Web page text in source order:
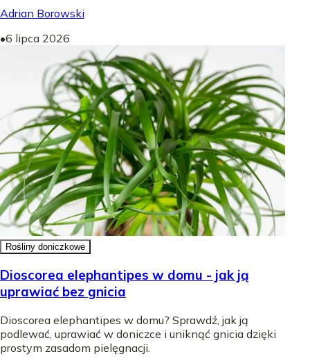
Adrian Borowski
•6 lipca 2026
Rośliny doniczkowe
Dioscorea elephantipes w domu - jak ją
uprawiać bez gnicia
Dioscorea elephantipes w domu? Sprawdź, jak ją
podlewać, uprawiać w doniczce i uniknąć gnicia dzięki
prostym zasadom pielęgnacji.